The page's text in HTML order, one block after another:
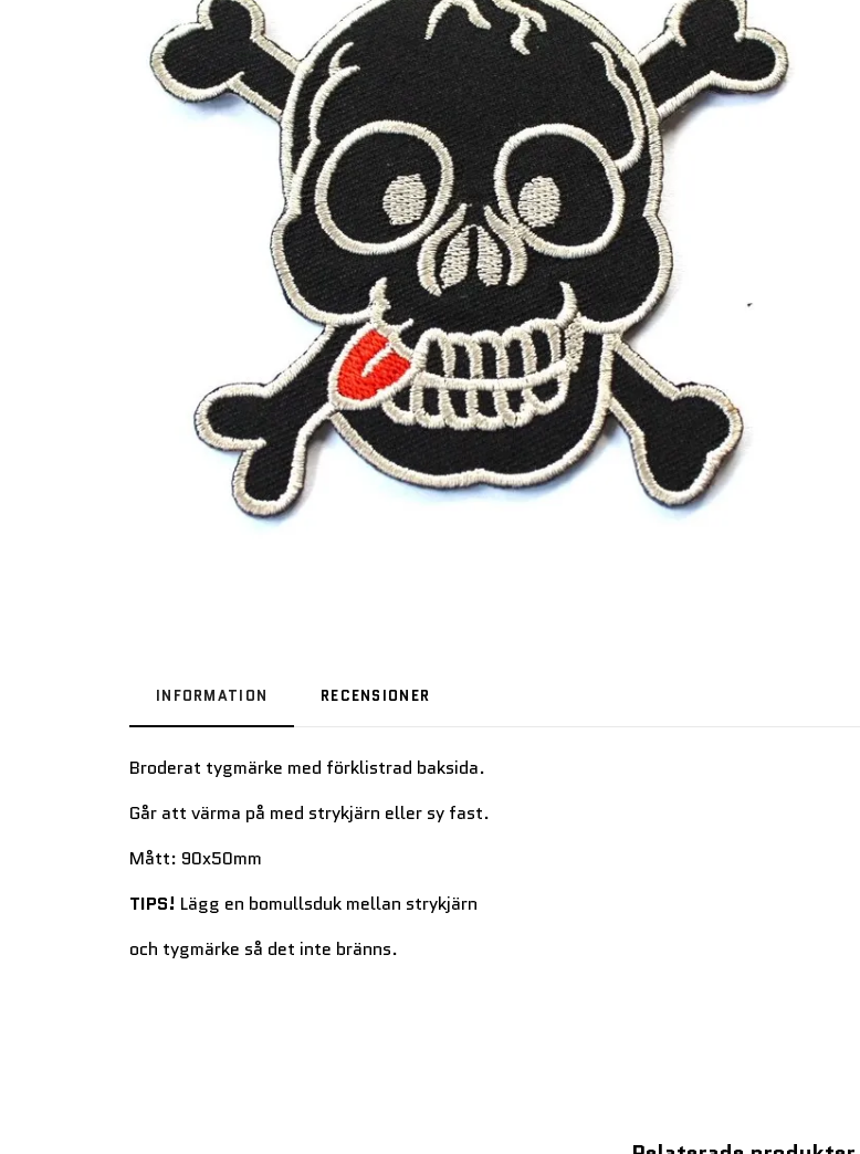
INFORMATION RECENSIONER
Broderat tygmärke med förklistrad baksida.
Går att värma på med strykjärn eller sy fast.
Mått: 90x50mm
TIPS! Lägg en bomullsduk mellan strykjärn
och tygmärke så det inte bränns.